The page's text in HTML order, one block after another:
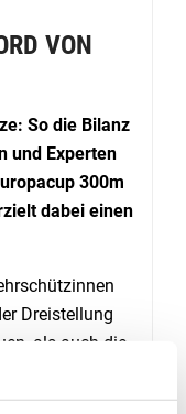
VON
So die Bilanz
und Experten
300m
dabei einen
Dreistellung
als auch die